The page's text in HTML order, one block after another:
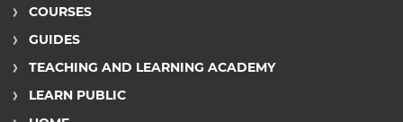
COURSES
GUIDES
TEACHING AND LEARNING ACADEMY
LEARN PUBLIC